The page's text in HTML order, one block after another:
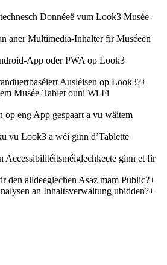
Donnéeë vum Look3 Musée-
aner Multimedia-Inhalter fir Muséeën
App oder PWA op Look3
Ausléisen op Look3?+
Musée-Tablet ouni Wi-Fi
op eng App gespaart a vu wäitem
vu Look3 a wéi ginn d’Tablette
Accessibilitéitsméiglechkeete ginn et fir
den alldeeglechen Asaz mam Public?+
an Inhaltsverwaltung ubidden?+